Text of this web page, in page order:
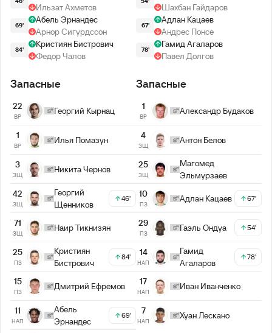
Ильзат Ахметов
69'
Абель Эрнандес
Арнор Сигурдссон
84'
Кристиян Бистрович
Федор Чалов
Шахбан Гайдаров
67'
Адлан Кацаев
Андрес Понсе
78'
Гамид Агаларов
Павел Долгов
Запасные
22
ВР
Георгий Кырнац
1
ВР
Илья Помазун
3
ЗЩ
Никита Чернов
42
ЗЩ
Георгий
Щенников
46'
71
ЗЩ
Наир Тикнизян
25
ПЗ
Кристиян
Бистрович
84'
15
ПЗ
Дмитрий Ефремов
11
НАП
Абель
Эрнандес
69'
Запасные
1
ВР
Александр Будаков
4
ЗЩ
Антон Белов
25
ЗЩ
Магомед
Эльмурзаев
10
ПЗ
Адлан Кацаев 67'
29
ПЗ
Гаэль Ондуа 54'
14
НАП
Гамид
Агаларов
78'
17
НАП
Иван Иванченко
7
НАП
Хуан Лескано